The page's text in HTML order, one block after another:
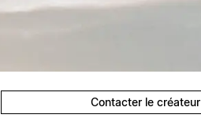
Contacter le créateur